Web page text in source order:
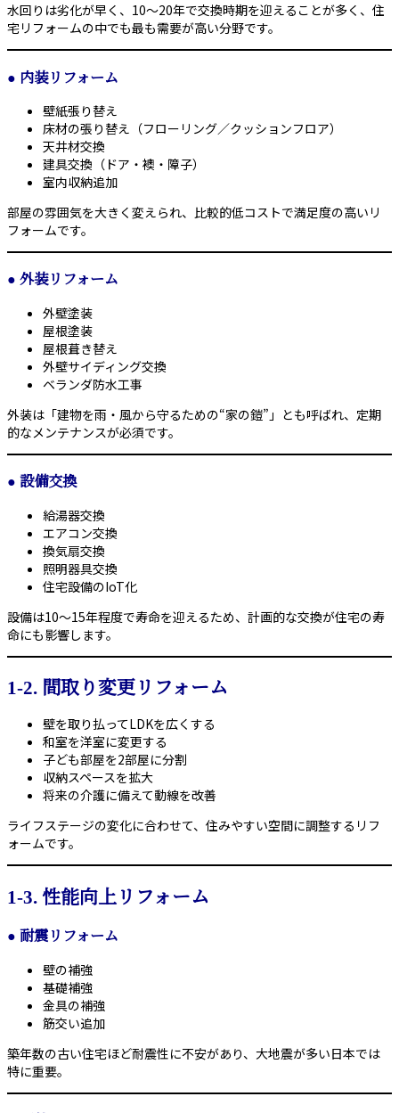
水回りは劣化が早く、10〜20年で交換時期を迎えることが多く、住
宅リフォームの中でも最も需要が高い分野です。
● 内装リフォーム
壁紙張り替え
床材の張り替え（フローリング／クッションフロア）
天井材交換
建具交換（ドア・襖・障子）
室内収納追加
部屋の雰囲気を大きく変えられ、比較的低コストで満足度の高いリ
フォームです。
● 外装リフォーム
外壁塗装
屋根塗装
屋根葺き替え
外壁サイディング交換
ベランダ防水工事
外装は「建物を雨・風から守るための“家の鎧”」とも呼ばれ、定期
的なメンテナンスが必須です。
● 設備交換
給湯器交換
エアコン交換
換気扇交換
照明器具交換
住宅設備のIoT化
設備は10〜15年程度で寿命を迎えるため、計画的な交換が住宅の寿
命にも影響します。
1-2. 間取り変更リフォーム
壁を取り払ってLDKを広くする
和室を洋室に変更する
子ども部屋を2部屋に分割
収納スペースを拡大
将来の介護に備えて動線を改善
ライフステージの変化に合わせて、住みやすい空間に調整するリフ
ォームです。
1-3. 性能向上リフォーム
● 耐震リフォーム
壁の補強
基礎補強
金具の補強
筋交い追加
築年数の古い住宅ほど耐震性に不安があり、大地震が多い日本では
特に重要。